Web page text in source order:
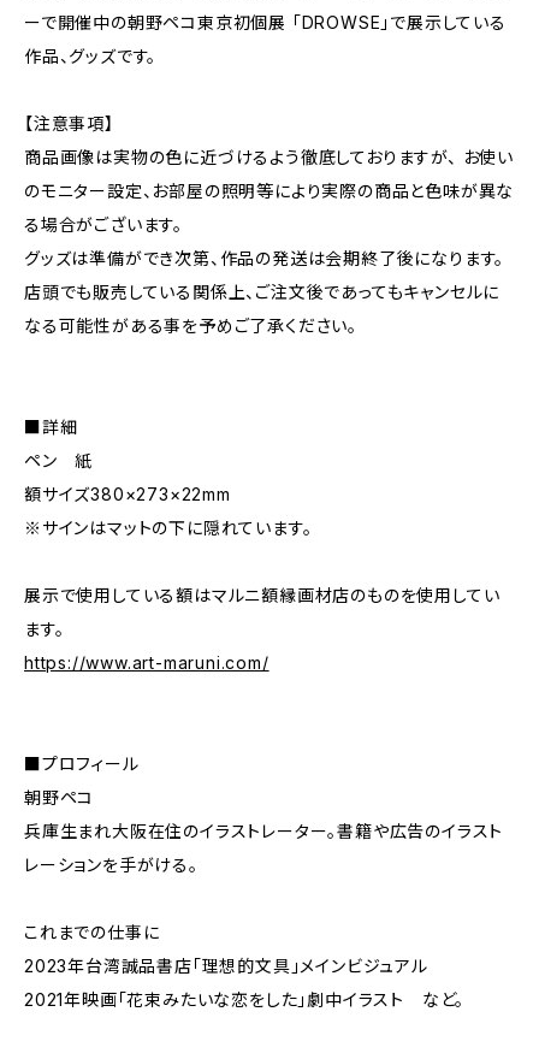
ーで開催中の朝野ペコ東京初個展 「DROWSE」で展示している
作品、グッズです。
【注意事項】
商品画像は実物の色に近づけるよう徹底しておりますが、 お使い
のモニター設定、お部屋の照明等により実際の商品と色味が異な
る場合がございます。
グッズは準備ができ次第、作品の発送は会期終了後になります。
店頭でも販売している関係上、ご注文後であってもキャンセルに
なる可能性がある事を予めご了承ください。
■詳細
ペン 紙
額サイズ380×273×22mm
※サインはマットの下に隠れています。
展示で使用している額はマルニ額縁画材店のものを使用してい
ます。
https://www.art-maruni.com/
■プロフィール
朝野ペコ
兵庫生まれ大阪在住のイラストレーター。書籍や広告のイラスト
レーションを手がける。
これまでの仕事に
2023年台湾誠品書店「理想的文具」メインビジュアル
2021年映画「花束みたいな恋をした」劇中イラスト など。